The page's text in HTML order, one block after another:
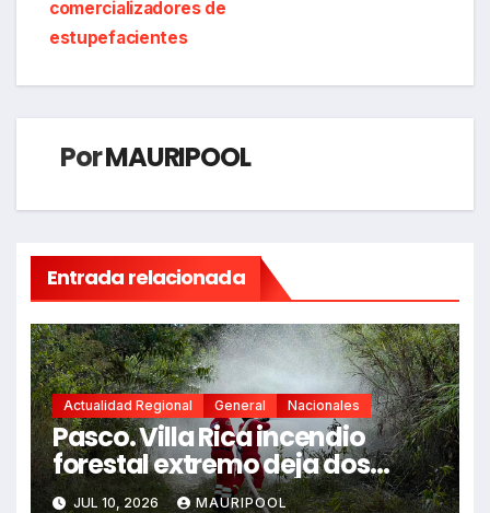
entradas
comercializadores de
estupefacientes
PorMAURIPOOL
Entrada relacionada
Actualidad Regional General Nacionales
Pasco. Villa Rica incendio
forestal extremo deja dos
fallecidos y heridos
JUL 10, 2026 MAURIPOOL